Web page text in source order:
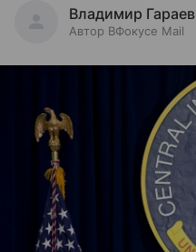
Владимир Гараев
Автор ВФокусе Mail